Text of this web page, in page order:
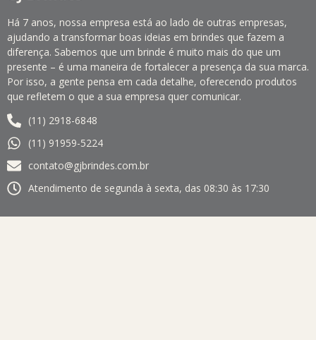
Há 7 anos, nossa empresa está ao lado de outras empresas,
ajudando a transformar boas ideias em brindes que fazem a
diferença. Sabemos que um brinde é muito mais do que um
presente – é uma maneira de fortalecer a presença da sua marca.
Por isso, a gente pensa em cada detalhe, oferecendo produtos
que refletem o que a sua empresa quer comunicar.
(11) 2918-6848
(11) 91959-5224
contato@gjbrindes.com.br
Atendimento de segunda à sexta, das 08:30 às 17:30